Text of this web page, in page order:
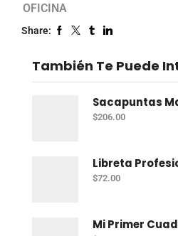
OFICINA
Share:
También Te Puede
$206.00
$72.00